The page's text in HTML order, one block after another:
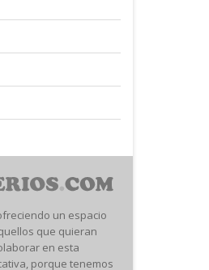
un espacio
que quieran
en esta
porque tenemos